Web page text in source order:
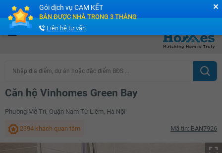
Cộng đồng Môi giới bPRO
Nhập địa điểm, dự án hoặc đặc điểm BĐS ...
Căn hộ Vinhomes Green Bay
Phường Mễ Trì, Quận Nam Từ Liêm, Hà Nội
2394 khách quan tâm Mã tin: BAN7926
✕
Gói dịch vụ CAM KẾT
BÁN ĐƯỢC NHÀ TRONG 3 THÁNG
Liên hệ tư vấn